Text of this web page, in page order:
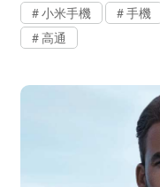
小米手機
手機
高通